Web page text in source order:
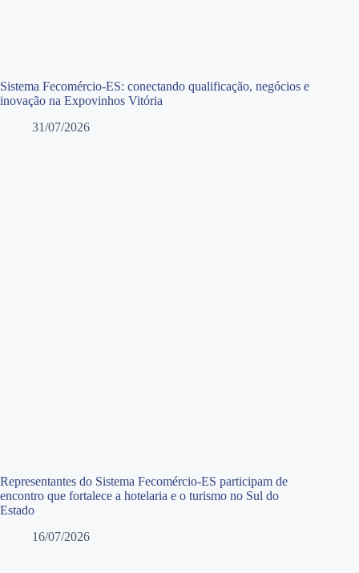
Sistema Fecomércio-ES: conectando qualificação, negócios e
inovação na Expovinhos Vitória
31/07/2026
Representantes do Sistema Fecomércio-ES participam de
encontro que fortalece a hotelaria e o turismo no Sul do
Estado
16/07/2026